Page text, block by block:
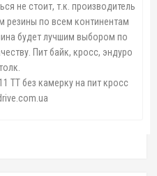
не стоит, т.к. производитель
резины по всем континентам
будет лучшим выбором по
Пит байк, кросс, эндуро
TT без камерку на пит кросс